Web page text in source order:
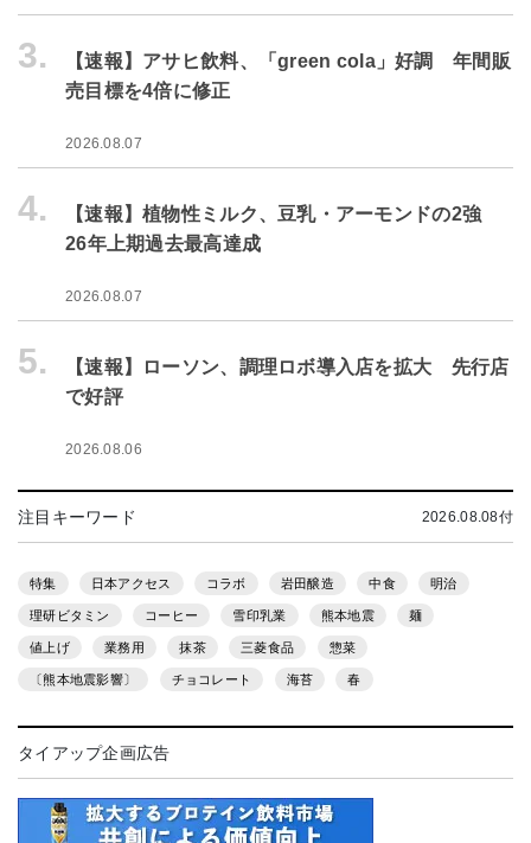
3.
【速報】アサヒ飲料、「green cola」好調 年間販
売目標を4倍に修正
2026.08.07
4.
【速報】植物性ミルク、豆乳・アーモンドの2強
26年上期過去最高達成
2026.08.07
5.
【速報】ローソン、調理ロボ導入店を拡大 先行店
で好評
2026.08.06
注目キーワード 2026.08.08付
特集 日本アクセス コラボ 岩田醸造 中食 明治
理研ビタミン コーヒー 雪印乳業 熊本地震 麺
値上げ 業務用 抹茶 三菱食品 惣菜
〔熊本地震影響〕 チョコレート 海苔 春
タイアップ企画広告